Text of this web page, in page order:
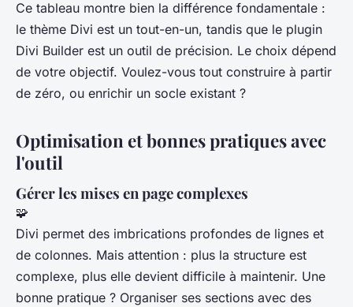
Ce tableau montre bien la différence fondamentale :
le thème Divi est un tout-en-un, tandis que le plugin
Divi Builder est un outil de précision. Le choix dépend
de votre objectif. Voulez-vous tout construire à partir
de zéro, ou enrichir un socle existant ?
Optimisation et bonnes pratiques avec
l'outil
Gérer les mises en page complexes
🧩
Divi permet des imbrications profondes de lignes et
de colonnes. Mais attention : plus la structure est
complexe, plus elle devient difficile à maintenir. Une
bonne pratique ? Organiser ses sections avec des